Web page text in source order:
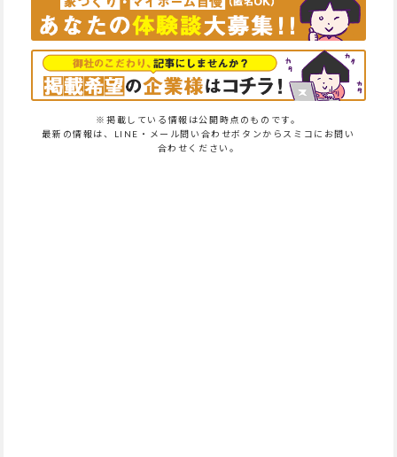
※掲載している情報は公開時点のものです。
最新の情報は、LINE・メール問い合わせボタンからスミコにお問い
合わせください。